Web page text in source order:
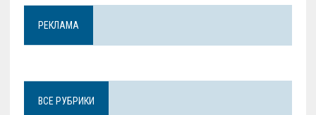
РЕКЛАМА
ВСЕ РУБРИКИ